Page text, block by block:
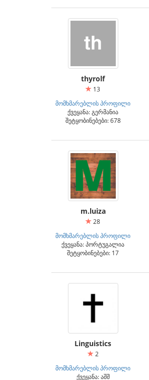
thyrolf
13
მომხმარებლის პროფილი
ქვეყანა: გერმანია
შეტყობინებები: 678
m.luiza
28
მომხმარებლის პროფილი
ქვეყანა: პორტუგალია
შეტყობინებები: 17
Linguistics
2
მომხმარებლის პროფილი
ქვეყანა: აშშ